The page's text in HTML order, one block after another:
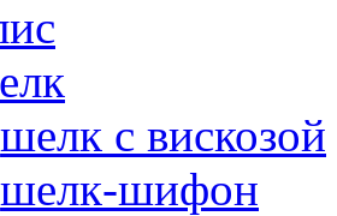
шелк с вискозой
шелк-шифон